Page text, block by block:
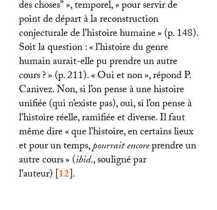
des choses”», temporel, «pour servir de
point de départ à la reconstruction
conjecturale de l’histoire humaine» (p. 148).
Soit la question : «l’histoire du genre
humain aurait-elle pu prendre un autre
cours?» (p. 211). «Oui et non», répond P.
Canivez. Non, si l’on pense à une histoire
unifiée (qui n’existe pas), oui, si l’on pense à
l’histoire réelle, ramifiée et diverse. Il faut
même dire «que l’histoire, en certains lieux
et pour un temps,pourrait encoreprendre un
autre cours» (ibid., souligné par
l’auteur)[12].